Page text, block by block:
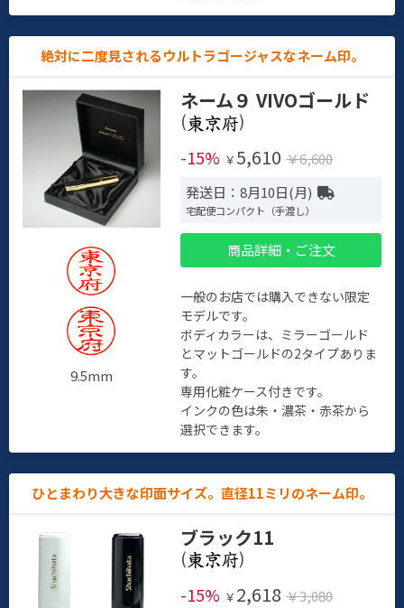
絶対に二度見されるウルトラゴージャスなネーム印。
9.5mm
ネーム９ VIVOゴールド
(
)
-15% ￥ 5,610 ￥6,600
発送日：8月10日(月)
宅配便コンパクト（手渡し）
商品詳細・ご注文
一般のお店では購入できない限定
モデルです。
ボディカラーは、ミラーゴールド
とマットゴールドの2タイプありま
す。
専用化粧ケース付きです。
インクの色は朱・濃茶・赤茶から
選択できます。
ひとまわり大きな印面サイズ。直径11ミリのネーム印。
ブラック11
(
)
-15% ￥ 2,618 ￥3,080